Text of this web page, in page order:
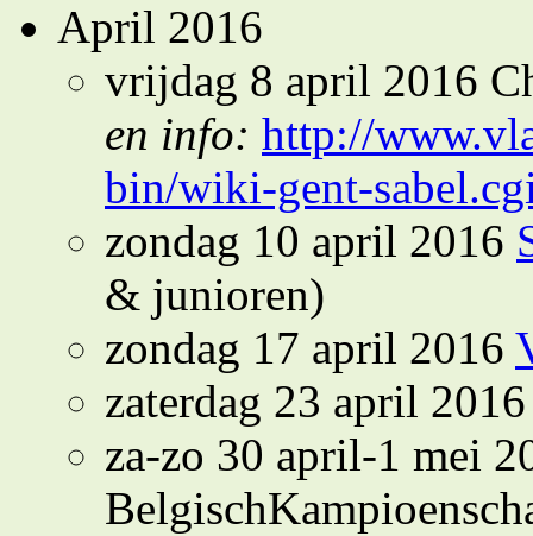
April 2016
vrijdag 8 april 2016
en info: http://
bin/wiki-gent-
zondag 10 april 2016
& junioren)
zondag 17 april 2016
zaterdag 23 april
za-zo 30 april-1 mei